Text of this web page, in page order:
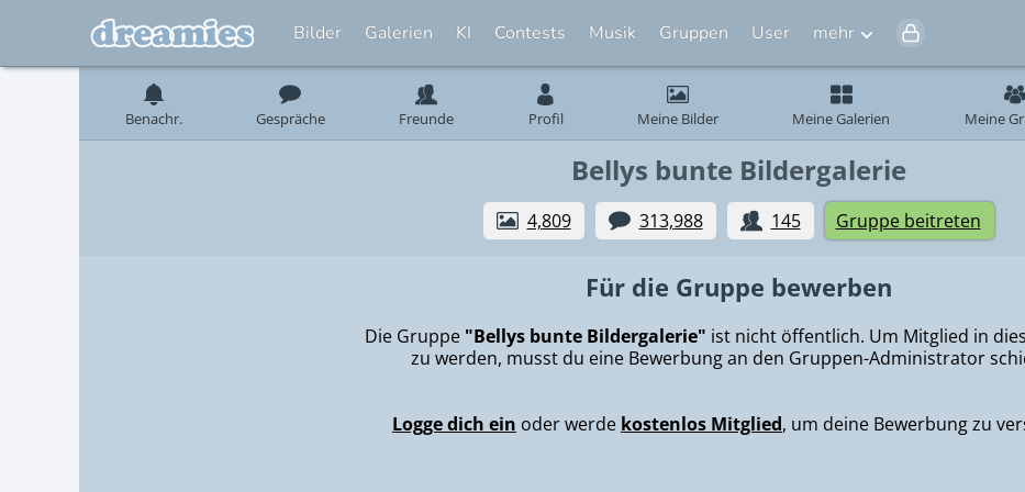
Bilder Galerien KI Contests Musik Gruppen User mehr
Benachr. Gespräche Freunde Profil Meine Bilder Meine Galerien Meine
Bellys bunte Bildergalerie
4,809 313,988 145 Gruppe beitreten
Für die Gruppe bewerben
Die Gruppe "Bellys bunte Bildergalerie" ist nicht öffentlich. Um Mitglied in
zu werden, musst du eine Bewerbung an den Gruppen-Administrator
Logge dich ein oder werde kostenlos Mitglied, um deine Bewerbung zu